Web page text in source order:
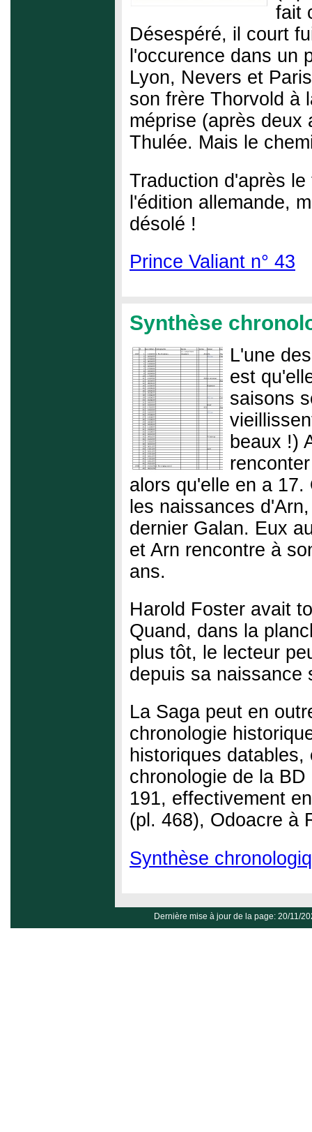
fait
Désespéré, il court
l'occurence dans un
Lyon, Nevers et
son frère Thorvold à
méprise (après deux
Thulée. Mais le
Traduction d'après
l'édition allemande,
désolé !
Prince Valiant n° 43
Synthèse
L'une
est
saisons
beaux !)
alors qu'elle en a
les naissances
dernier Galan. Eux
et Arn rencontre à
ans.
Harold Foster avait
Quand, dans la
plus tôt, le lecteur
depuis sa naissance
La Saga peut en
chronologie
historiques
chronologie de la
191, effectivement
(pl. 468), Odoacre à
Synthèse
Dernière mise à jour de la page: 20/11/